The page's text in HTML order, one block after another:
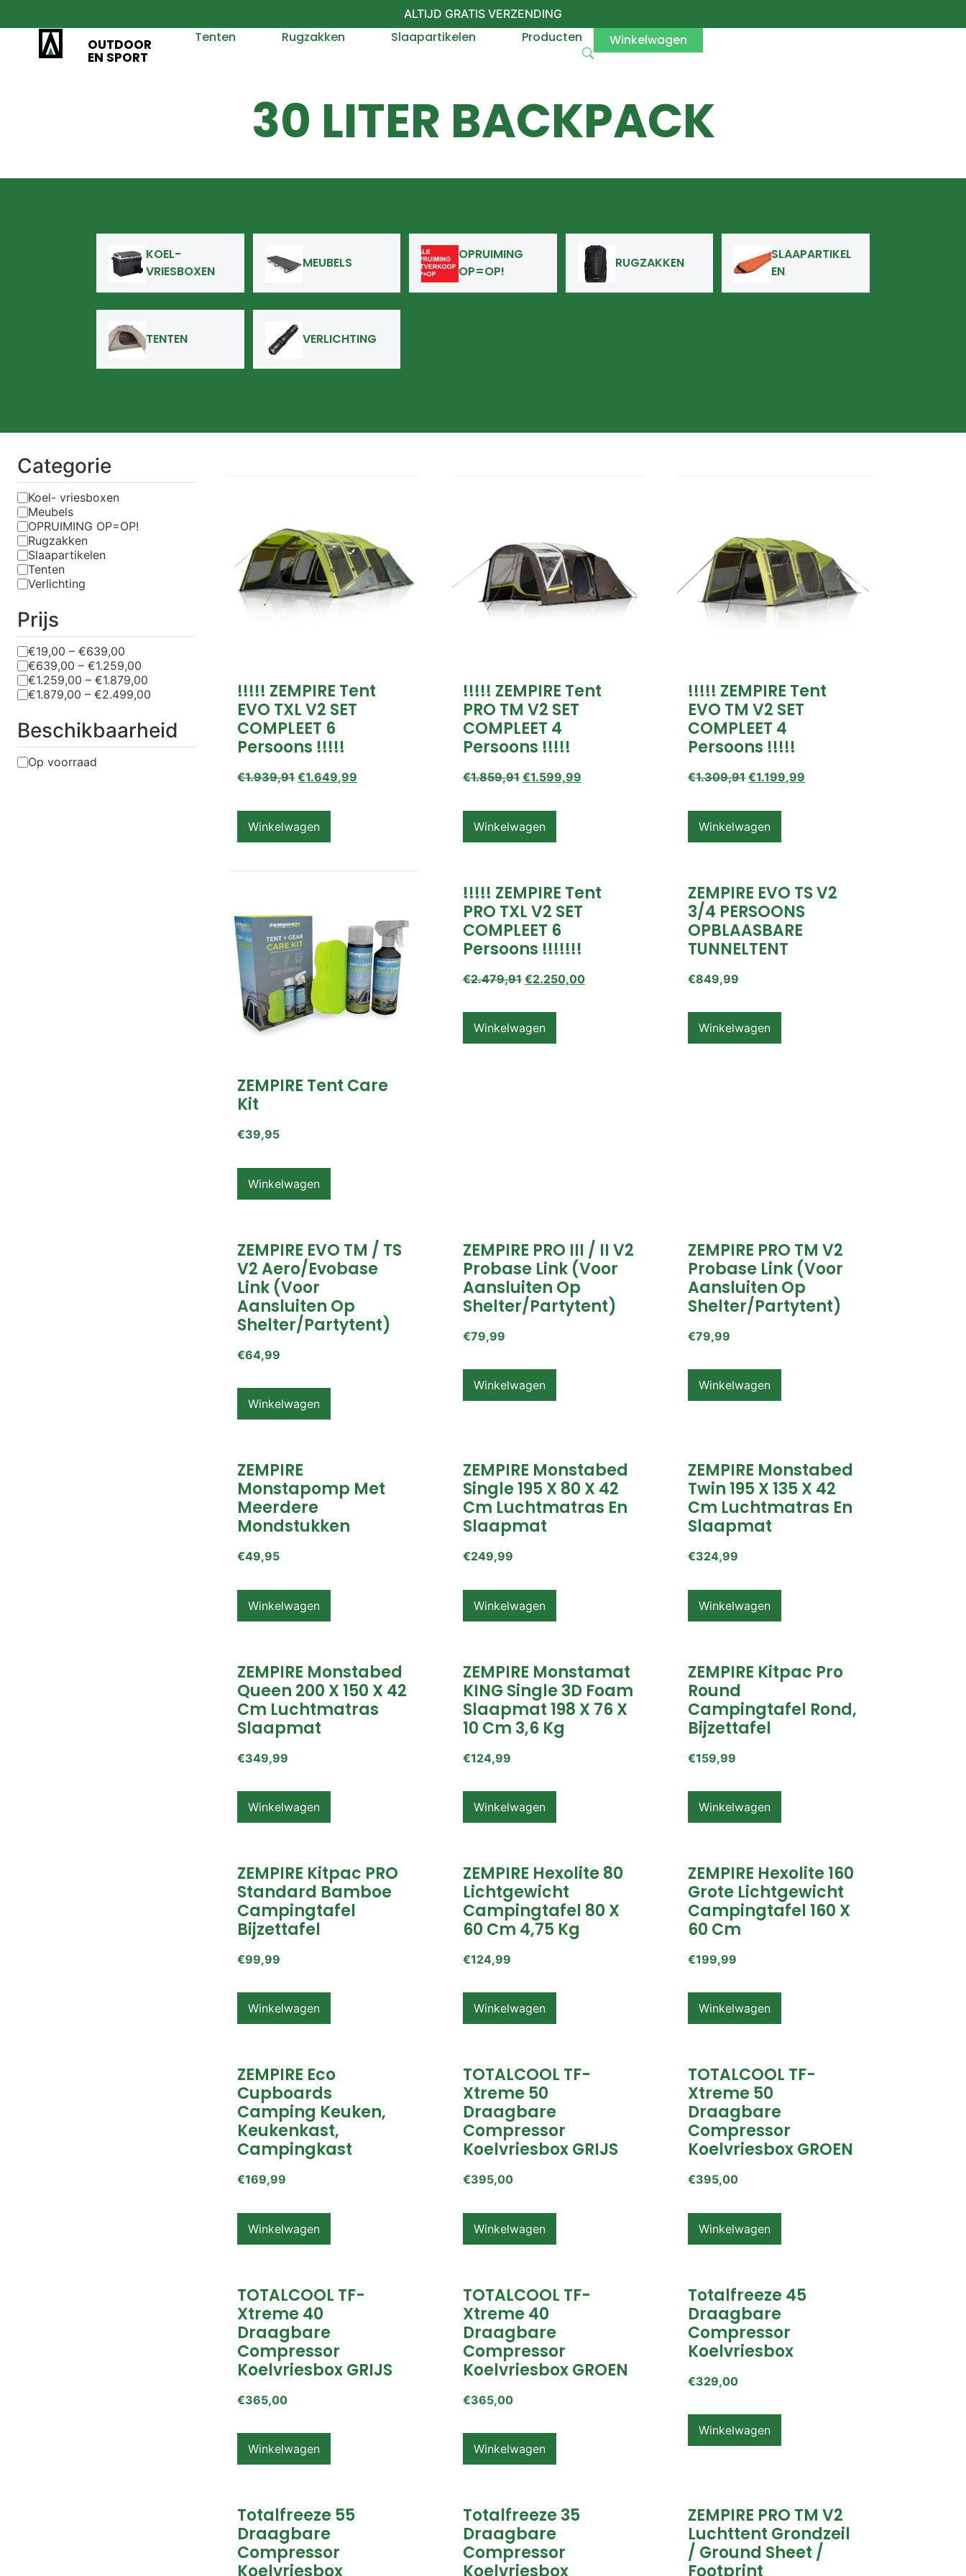
ALTIJD GRATIS VERZENDING
OUTDOOR
EN SPORT
Tenten Rugzakken Slaapartikelen Producten Winkelwagen
30 LITER BACKPACK
KOEL-
VRIESBOXEN
MEUBELS
OPRUIMING
OP=OP!
RUGZAKKEN
SLAAPARTIKEL
EN
TENTEN VERLICHTING
Categorie
Koel- vriesboxen
Meubels
OPRUIMING OP=OP!
Rugzakken
Slaapartikelen
Tenten
Verlichting
Prijs
€19,00 – €639,00
€639,00 – €1.259,00
€1.259,00 – €1.879,00
€1.879,00 – €2.499,00
Beschikbaarheid
Op voorraad
!!!!! ZEMPIRE Tent
EVO TXL V2 SET
COMPLEET 6
Persoons !!!!!
€1.939,91 €1.649,99
Winkelwagen
!!!!! ZEMPIRE Tent
PRO TM V2 SET
COMPLEET 4
Persoons !!!!!
€1.859,91 €1.599,99
Winkelwagen
!!!!! ZEMPIRE Tent
EVO TM V2 SET
COMPLEET 4
Persoons !!!!!
€1.309,91 €1.199,99
Winkelwagen
ZEMPIRE Tent Care
Kit
€39,95
Winkelwagen
!!!!! ZEMPIRE Tent
PRO TXL V2 SET
COMPLEET 6
Persoons !!!!!!!
€2.479,91 €2.250,00
Winkelwagen
ZEMPIRE EVO TS V2
3/4 PERSOONS
OPBLAASBARE
TUNNELTENT
€849,99
Winkelwagen
ZEMPIRE EVO TM / TS
V2 Aero/Evobase
Link (voor
Aansluiten Op
Shelter/partytent)
€64,99
Winkelwagen
ZEMPIRE PRO III / II V2
Probase Link (voor
Aansluiten Op
Shelter/partytent)
€79,99
Winkelwagen
ZEMPIRE PRO TM V2
Probase Link (voor
Aansluiten Op
Shelter/partytent)
€79,99
Winkelwagen
ZEMPIRE
Monstapomp Met
Meerdere
Mondstukken
€49,95
Winkelwagen
ZEMPIRE Monstabed
Single 195 X 80 X 42
Cm Luchtmatras En
Slaapmat
€249,99
Winkelwagen
ZEMPIRE Monstabed
Twin 195 X 135 X 42
Cm Luchtmatras En
Slaapmat
€324,99
Winkelwagen
ZEMPIRE Monstabed
Queen 200 X 150 X 42
Cm Luchtmatras
Slaapmat
€349,99
Winkelwagen
ZEMPIRE Monstamat
KING Single 3D Foam
Slaapmat 198 X 76 X
10 Cm 3,6 Kg
€124,99
Winkelwagen
ZEMPIRE Kitpac Pro
Round
Campingtafel Rond,
Bijzettafel
€159,99
Winkelwagen
ZEMPIRE Kitpac PRO
Standard Bamboe
Campingtafel
Bijzettafel
€99,99
Winkelwagen
ZEMPIRE Hexolite 80
Lichtgewicht
Campingtafel 80 X
60 Cm 4,75 Kg
€124,99
Winkelwagen
ZEMPIRE Hexolite 160
Grote Lichtgewicht
Campingtafel 160 X
60 Cm
€199,99
Winkelwagen
ZEMPIRE Eco
Cupboards
Camping Keuken,
Keukenkast,
Campingkast
€169,99
Winkelwagen
TOTALCOOL TF-
Xtreme 50
Draagbare
Compressor
Koelvriesbox GRIJS
€395,00
Winkelwagen
TOTALCOOL TF-
Xtreme 50
Draagbare
Compressor
Koelvriesbox GROEN
€395,00
Winkelwagen
TOTALCOOL TF-
Xtreme 40
Draagbare
Compressor
Koelvriesbox GRIJS
€365,00
Winkelwagen
TOTALCOOL TF-
Xtreme 40
Draagbare
Compressor
Koelvriesbox GROEN
€365,00
Winkelwagen
Totalfreeze 45
Draagbare
Compressor
Koelvriesbox
€329,00
Winkelwagen
Totalfreeze 55
Draagbare
Compressor
Koelvriesbox
Totalfreeze 35
Draagbare
Compressor
Koelvriesbox
ZEMPIRE PRO TM V2
Luchttent Grondzeil
/ Ground Sheet /
Footprint